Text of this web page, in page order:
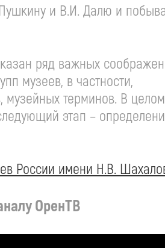
и В.И. Далю и
ряд важных
музеев, в частности,
музейных терминов. В целом
этап –
России имени Н.В.
ОренТВ